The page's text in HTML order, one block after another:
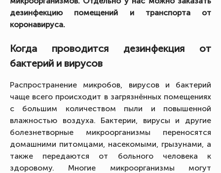
дезинфекцию помещений и транспорта от
коронавируса.
Когда проводится дезинфекция от
бактерий и вирусов
Распространение микробов, вирусов и бактерий
чаще всего происходит в загрязнённых помещениях
с большим количеством пыли и повышенной
влажностью воздуха. Бактерии, вирусы и другие
болезнетворные микроорганизмы переносятся
домашними питомцами, насекомыми, грызунами, а
также передаются от больного человека к
здоровому. Многие микроорганизмы могут